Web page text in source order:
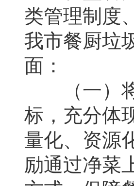
类管理制度
我市餐厨垃
面：
（一）将
标，充分体
量化、资源
励通过净菜